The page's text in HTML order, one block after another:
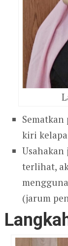
kiri
terlihat,
(jarum